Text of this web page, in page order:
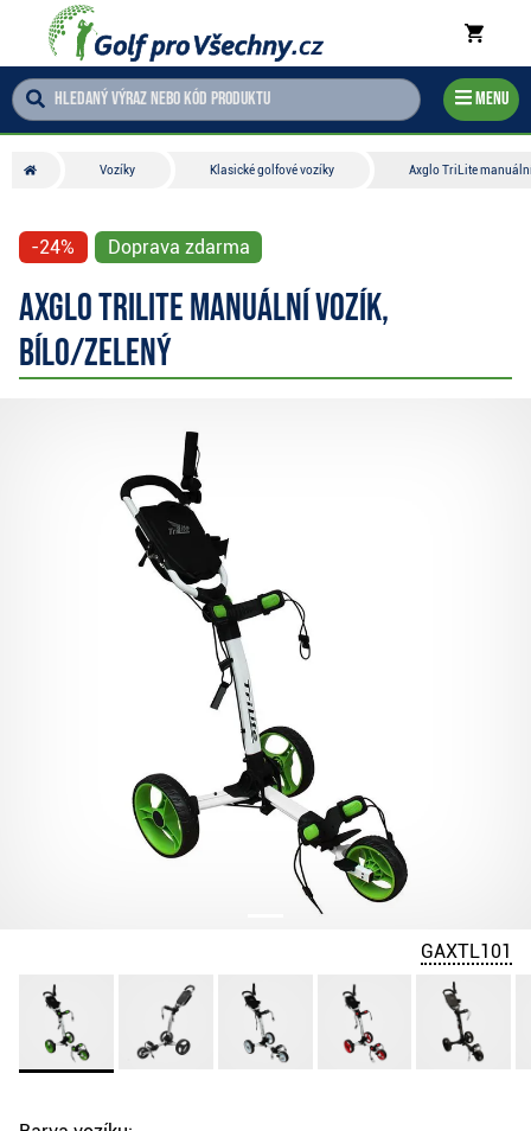
Menu
Vozíky Klasické golfové vozíky Axglo TriLite
-24% Doprava zdarma
Axglo TriLite manuální vozík,
bílo/zelený
GAXTL101